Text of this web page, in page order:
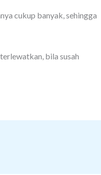
cukup banyak, sehingga
bila susah